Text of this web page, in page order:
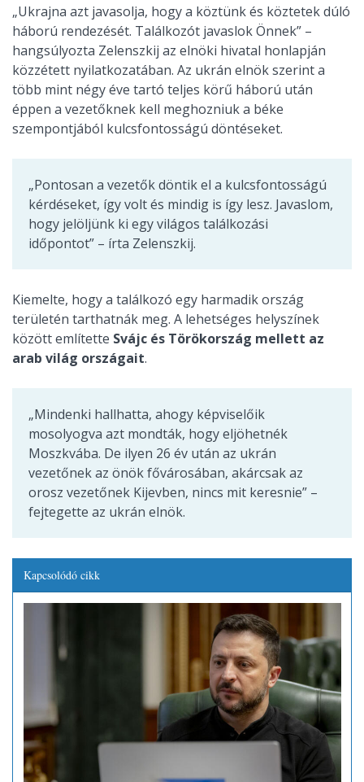
„Ukrajna azt javasolja, hogy a köztünk és köztetek dúló
háború rendezését. Találkozót javaslok Önnek” –
hangsúlyozta Zelenszkij az elnöki hivatal honlapján
közzétett nyilatkozatában. Az ukrán elnök szerint a
több mint négy éve tartó teljes körű háború után
éppen a vezetőknek kell meghozniuk a béke
szempontjából kulcsfontosságú döntéseket.
„Pontosan a vezetők döntik el a kulcsfontosságú
kérdéseket, így volt és mindig is így lesz. Javaslom,
hogy jelöljünk ki egy világos találkozási
időpontot” – írta Zelenszkij.
Kiemelte, hogy a találkozó egy harmadik ország
területén tarthatnák meg. A lehetséges helyszínek
között említette Svájc és Törökország mellett az
arab világ országait.
„Mindenki hallhatta, ahogy képviselőik
mosolyogva azt mondták, hogy eljöhetnék
Moszkvába. De ilyen 26 év után az ukrán
vezetőnek az önök fővárosában, akárcsak az
orosz vezetőnek Kijevben, nincs mit keresnie” –
fejtegette az ukrán elnök.
Kapcsolódó cikk